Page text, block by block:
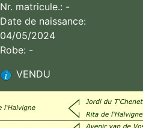
Nr. matricule.: -
Date de naissance:
04/05/2024
Robe: -
VENDU